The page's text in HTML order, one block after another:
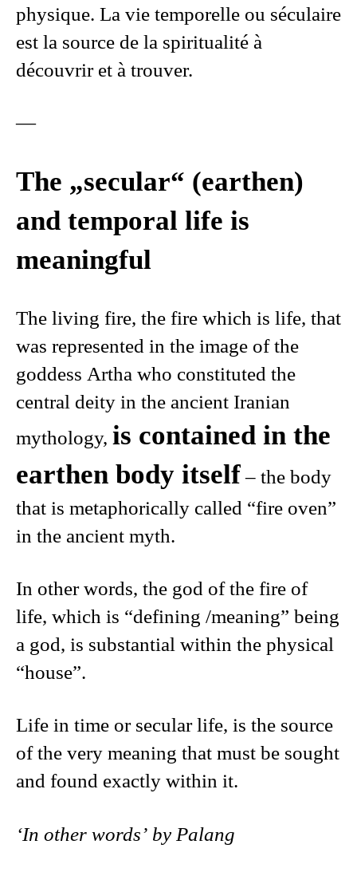
physique. La vie temporelle ou séculaire
est la source de la spiritualité à
découvrir et à trouver.
—
The „secular“ (earthen)
and temporal life is
meaningful
The living fire, the fire which is life, that
was represented in the image of the
goddess Artha who constituted the
central deity in the ancient Iranian
mythology, is contained in the
earthen body itself– the body
that is metaphorically called “fire oven”
in the ancient myth.
In other words, the god of the fire of
life, which is “defining /meaning” being
a god, is substantial within the physical
“house”.
Life in time or secular life, is the source
of the very meaning that must be sought
and found exactly within it.
‘In other words’ by Palang